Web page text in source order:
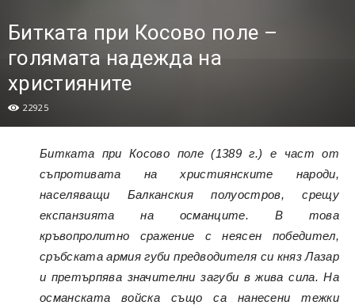
Битката при Косово поле –
голямата надежда на
християните
22925
Битката при Косово поле (1389 г.) е част от
съпротивата на християнските народи,
населяващи Балканския полуостров, срещу
експанзията на османците. В това
кръвопролитно сражение с неясен победител,
сръбската армия губи предводителя си княз Лазар
и претърпява значителни загуби в жива сила. На
османската войска също са нанесени тежки